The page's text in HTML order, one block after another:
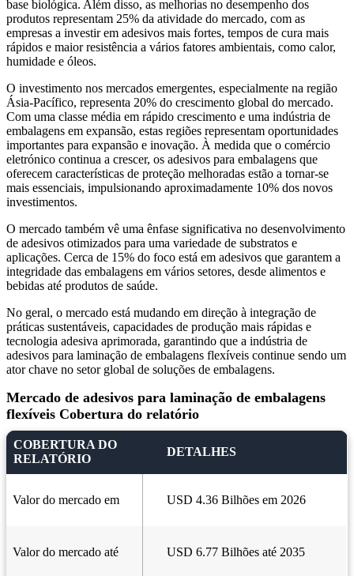
base biológica. Além disso, as melhorias no desempenho dos
produtos representam 25% da atividade do mercado, com as
empresas a investir em adesivos mais fortes, tempos de cura mais
rápidos e maior resistência a vários fatores ambientais, como calor,
humidade e óleos.
O investimento nos mercados emergentes, especialmente na região
Ásia-Pacífico, representa 20% do crescimento global do mercado.
Com uma classe média em rápido crescimento e uma indústria de
embalagens em expansão, estas regiões representam oportunidades
importantes para expansão e inovação. À medida que o comércio
eletrónico continua a crescer, os adesivos para embalagens que
oferecem características de proteção melhoradas estão a tornar-se
mais essenciais, impulsionando aproximadamente 10% dos novos
investimentos.
O mercado também vê uma ênfase significativa no desenvolvimento
de adesivos otimizados para uma variedade de substratos e
aplicações. Cerca de 15% do foco está em adesivos que garantem a
integridade das embalagens em vários setores, desde alimentos e
bebidas até produtos de saúde.
No geral, o mercado está mudando em direção à integração de
práticas sustentáveis, capacidades de produção mais rápidas e
tecnologia adesiva aprimorada, garantindo que a indústria de
adesivos para laminação de embalagens flexíveis continue sendo um
ator chave no setor global de soluções de embalagens.
Mercado de adesivos para laminação de embalagens
flexíveis Cobertura do relatório
COBERTURA DO
RELATÓRIO
DETALHES
Valor do mercado em USD 4.36 Bilhões em 2026
Valor do mercado até USD 6.77 Bilhões até 2035